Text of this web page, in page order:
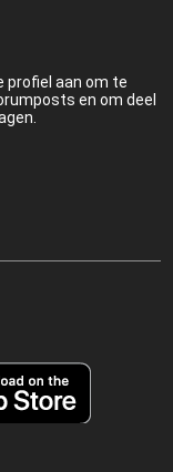
profiel aan om te
en om deel